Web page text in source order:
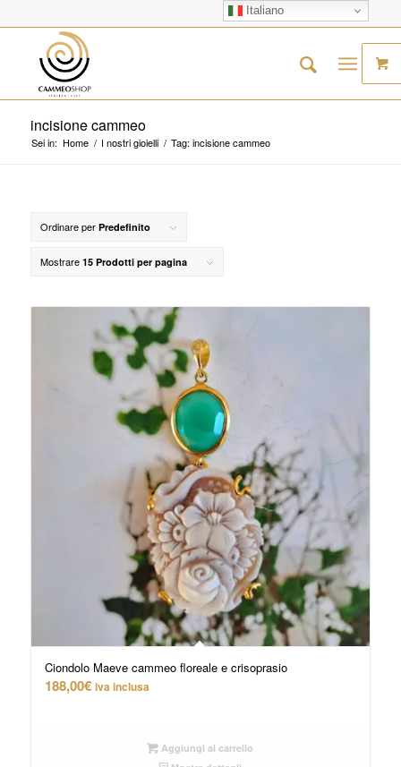
incisione cammeo
Sei in: Home / I nostri gioielli / Tag: incisione cammeo
Ordinare per Predefinito
Mostrare 15 Prodotti per pagina
Ciondolo Maeve cammeo floreale e crisoprasio
188,00€ iva inclusa
Aggiungi al carrello
Italiano